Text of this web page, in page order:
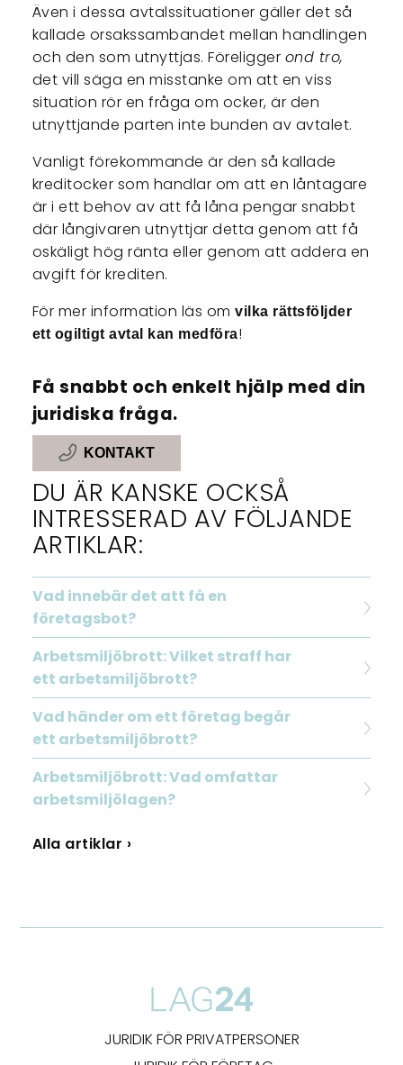
Även i dessa avtalssituationer gäller det så
kallade orsakssambandet mellan handlingen
och den som utnyttjas. Föreligger ond tro,
det vill säga en misstanke om att en viss
situation rör en fråga om ocker, är den
utnyttjande parten inte bunden av avtalet.
Vanligt förekommande är den så kallade
kreditocker som handlar om att en låntagare
är i ett behov av att få låna pengar snabbt
där långivaren utnyttjar detta genom att få
oskäligt hög ränta eller genom att addera en
avgift för krediten.
För mer information läs omvilka rättsföljder
ett ogiltigt avtal kan medföra!
Få snabbt och enkelt hjälp med din
juridiska fråga.
KONTAKT
DU ÄR KANSKE OCKSÅ
INTRESSERAD AV FÖLJANDE
ARTIKLAR:
Vad innebär det att få en
företagsbot?
Arbetsmiljöbrott: Vilket straff har
ett arbetsmiljöbrott?
Vad händer om ett företag begår
ett arbetsmiljöbrott?
Arbetsmiljöbrott: Vad omfattar
arbetsmiljölagen?
Alla artiklar ›
JURIDIK FÖR PRIVATPERSONER